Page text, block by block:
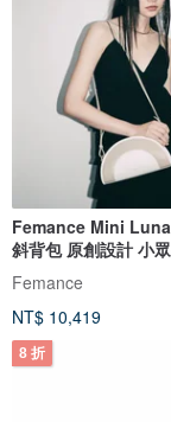
Femance Mini
斜背包 原創設計 小
Femance
NT$ 10,419
8 折